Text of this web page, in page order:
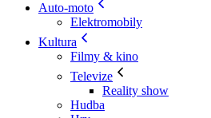
Auto-moto
Elektromobily
Kultura
Filmy & kino
Televize
Reality show
Hudba